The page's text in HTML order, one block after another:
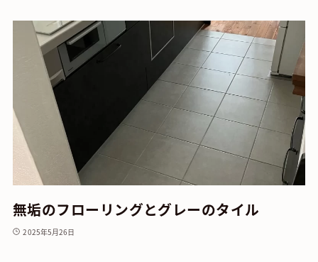
無垢のフローリングとグレーのタイル
2025年5月26日